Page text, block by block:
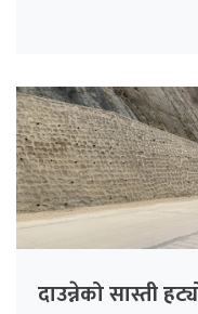
दाउन्नेको सास्ती